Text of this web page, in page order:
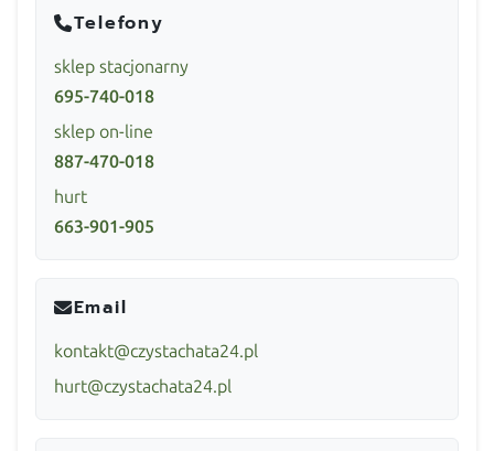
Telefony
sklep stacjonarny
695-740-018
sklep on-line
887-470-018
hurt
663-901-905
Email
kontakt@czystachata24.pl
hurt@czystachata24.pl